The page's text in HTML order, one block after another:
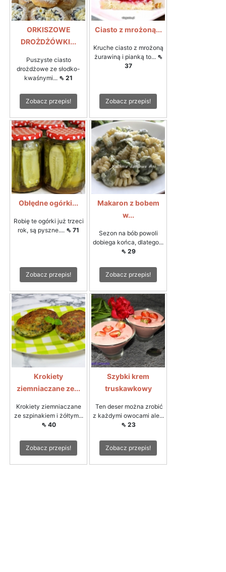
ORKISZOWE
DROŻDŻÓWKI...
Puszyste ciasto
drożdżowe ze słodko-
kwaśnymi... ⇖ 21
Zobacz przepis!
Ciasto z mrożoną...
Kruche ciasto z mrożoną
żurawiną i pianką to... ⇖
37
Zobacz przepis!
Obłędne ogórki...
Robię te ogórki już trzeci
rok, są pyszne.... ⇖ 71
Zobacz przepis!
Makaron z bobem
w...
Sezon na bób powoli
dobiega końca, dlatego...
⇖ 29
Zobacz przepis!
Krokiety
ziemniaczane ze...
Krokiety ziemniaczane
ze szpinakiem i żółtym...
⇖ 40
Zobacz przepis!
Szybki krem
truskawkowy
Ten deser można zrobić
z każdymi owocami ale...
⇖ 23
Zobacz przepis!